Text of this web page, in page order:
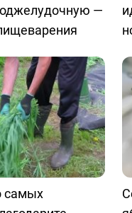
—
самых